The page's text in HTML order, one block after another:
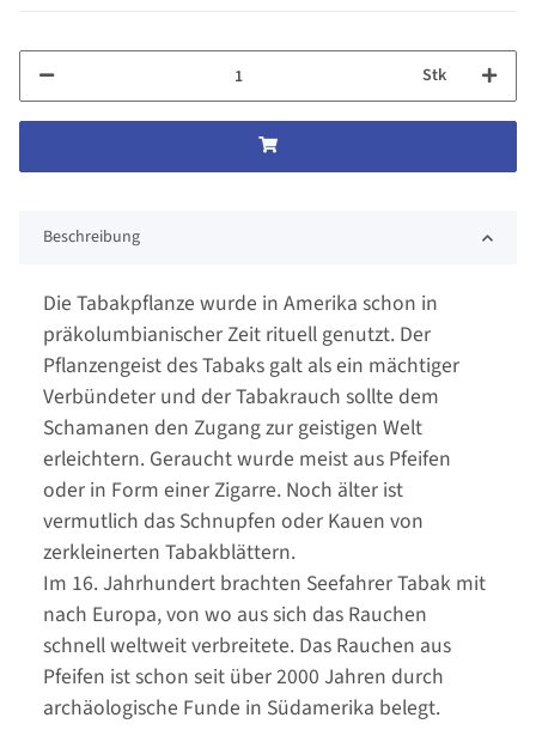
Stk
Beschreibung
Die Tabakpflanze wurde in Amerika schon in
präkolumbianischer Zeit rituell genutzt. Der
Pflanzengeist des Tabaks galt als ein mächtiger
Verbündeter und der Tabakrauch sollte dem
Schamanen den Zugang zur geistigen Welt
erleichtern. Geraucht wurde meist aus Pfeifen
oder in Form einer Zigarre. Noch älter ist
vermutlich das Schnupfen oder Kauen von
zerkleinerten Tabakblättern.
Im 16. Jahrhundert brachten Seefahrer Tabak mit
nach Europa, von wo aus sich das Rauchen
schnell weltweit verbreitete. Das Rauchen aus
Pfeifen ist schon seit über 2000 Jahren durch
archäologische Funde in Südamerika belegt.